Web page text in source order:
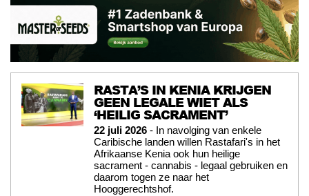
RASTA’S IN KENIA KRIJGEN
GEEN LEGALE WIET ALS
‘HEILIG SACRAMENT’
22 juli 2026 - In navolging van enkele
Caribische landen willen Rastafari's in het
Afrikaanse Kenia ook hun heilige
sacrament - cannabis - legaal gebruiken en
daarom togen ze naar het
Hooggerechtshof.